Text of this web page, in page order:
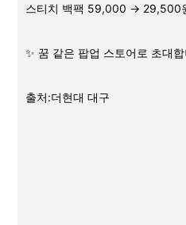
스티치 백팩 59,000 → 29,500
✨ 꿈 같은 팝업 스토어로 초대
출처:더현대 대구